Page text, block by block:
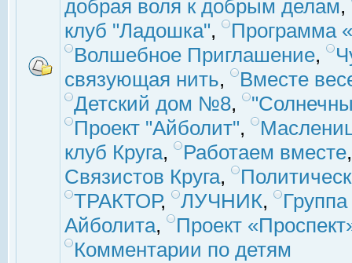
добрая воля к добрым делам,
клуб "Ладошка",
Программа
Волшебное Приглашение,
связующая нить,
Вместе
Детский дом №8,
Проект "Айболит",
клуб Круга, Работаем вместе
Связистов Круга,
ТРАКТОР, ЛУЧНИК,
Айболита,
Проект
Комментарии по детям